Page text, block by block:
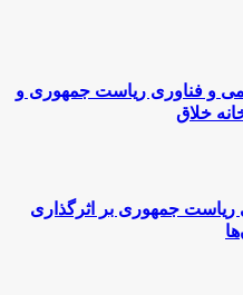
و فناوری ریاست جمهوری و
خلاق
ریاست جمهوری بر اثرگذاری